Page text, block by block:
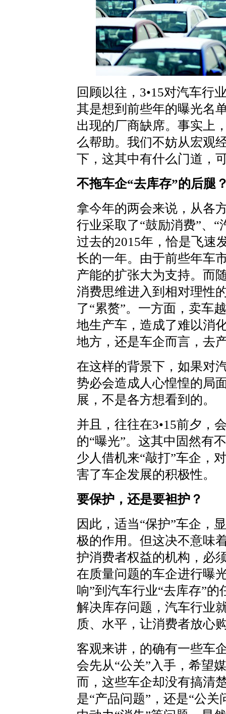
回顾以往，3•15对汽车行
其是想到前些年的曝光名
出现的厂商缺席。事实上
么帮助。我们不妨从宏观
下，这其中有什么门道，
不拖车企“去库存”的后腿
拿今年的两会来说，从各
行业采取了“鼓励消费”、
过去的2015年，恰是飞速
长的一年。由于前些年车
产能的扩张大为支持。而
消费思维进入到相对理性
了“累赘”。一方面，卖车
地生产车，造成了难以消
地方，还是车企而言，去
在这样的背景下，如果对
势必会造成人心惶惶的局
展，不是各方想看到的。
并且，往往在3•15前夕，
的“曝光”。这其中固然有
少人借机来“敲打”车企，
害了车企发展的积极性。
要保护，还是要袒护？
因此，适当“保护”车企，
极的作用。但这决不意味
护消费者权益的机构，必
在质量问题的车企进行曝
响”到汽车行业“去库存”
解决库存问题，汽车行业
质、水平，让消费者放心
客观来讲，的确有一些车
会先从“公关”入手，希望
而，这些车企却没有搞清
是“产品问题”，还是“公